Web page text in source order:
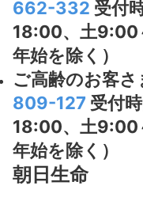
662-332 受付
18:00、土9:00
年始を除く）
ご高齢のお客
809-127 受付
18:00、土9:00
年始を除く）
朝日生命